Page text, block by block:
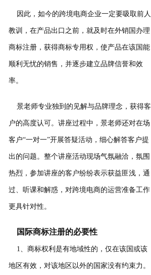
因此，如今的跨境电商企业一定要吸取前人
教训，在产品出口之前，就及时在外销国办理
商标注册，获得商标专用权，使产品在该国能
顺利无忧的销售，并逐步建立品牌信誉和效
率。
景老师专业独到的见解与品牌理念，获得客
户的高度认可。讲座过程中，景老师还对在场
客户“一对一”开展答疑活动，细心解答客户提
出的问题。整个讲座活动现场气氛融洽，氛围
热烈，参加讲座的客户纷纷表示获益匪浅，通
过、听课和解惑，对跨境电商的运营准备工作
更具针对性。
国际商标注册的必要性
1、商标权利是有地域性的，仅在该国或该
地区有效，对该地区以外的国家没有约束力。